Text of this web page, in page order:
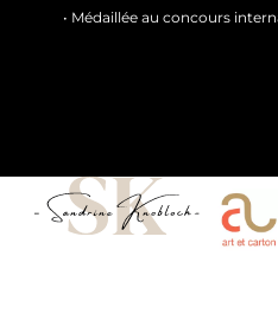
• Médaillée au concours